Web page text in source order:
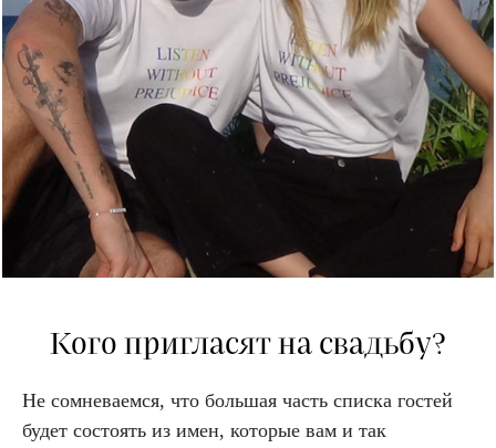
Кого пригласят на свадьбу?
Не сомневаемся, что большая часть списка гостей
будет состоять из имен, которые вам и так